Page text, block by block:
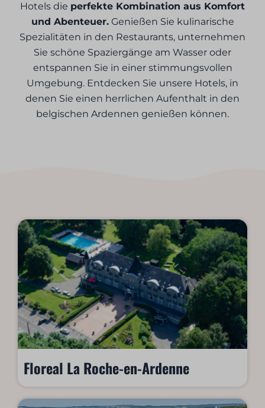
Hotels die perfekte Kombination aus Komfort
und Abenteuer.Genießen Sie kulinarische
Spezialitäten in den Restaurants, unternehmen
Sie schöne Spaziergänge am Wasser oder
entspannen Sie in einer stimmungsvollen
Umgebung. Entdecken Sie unsere Hotels, in
denen Sie einen herrlichen Aufenthalt in den
belgischen Ardennen genießen können.
Floreal La Roche-en-Ardenne